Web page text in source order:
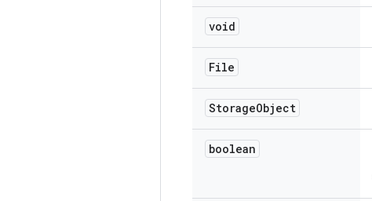
void
File
StorageObject
boolean